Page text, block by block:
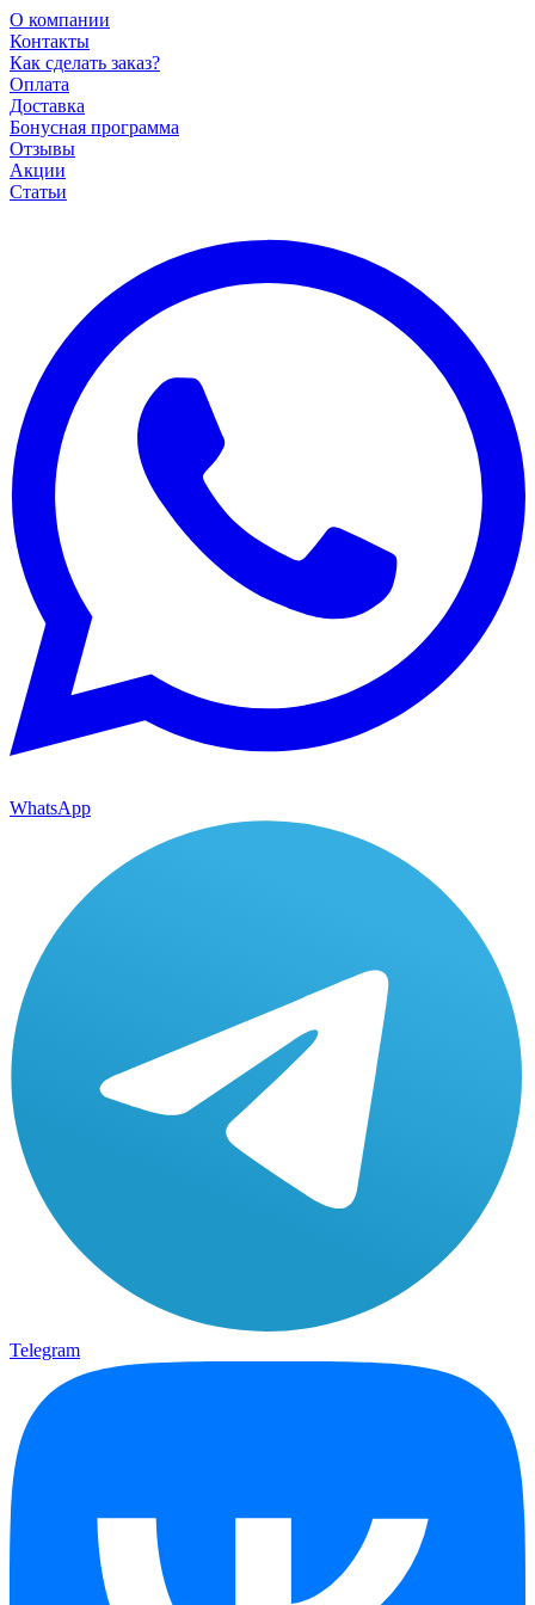
О компании
Контакты
Как сделать заказ?
Оплата
Доставка
Бонусная программа
Отзывы
Акции
Статьи
WhatsApp
Telegram